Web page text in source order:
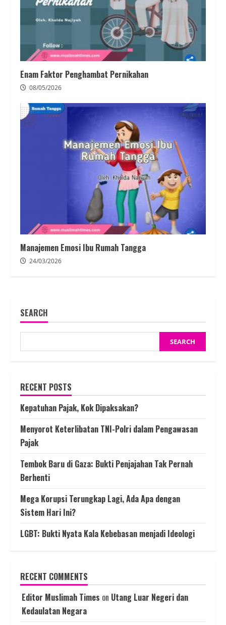
Enam Faktor Penghambat Pernikahan
08/05/2026
Manajemen Emosi Ibu Rumah Tangga
24/03/2026
SEARCH
SEARCH
RECENT POSTS
Kepatuhan Pajak, Kok Dipaksakan?
Menyorot Keterlibatan TNI-Polri dalam Pengawasan
Pajak
Tembok Baru di Gaza: Bukti Penjajahan Tak Pernah
Berhenti
Mega Korupsi Terungkap Lagi, Ada Apa dengan
Sistem Hari Ini?
LGBT: Bukti Nyata Kala Kebebasan menjadi Ideologi
RECENT COMMENTS
Editor Muslimah Times on Utang Luar Negeri dan
Kedaulatan Negara